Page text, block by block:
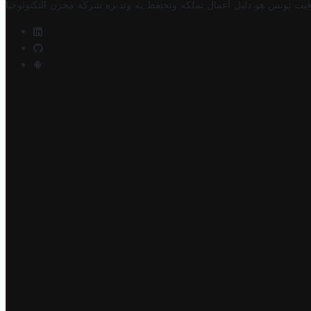
تونس هو دليل أعمال تملكه وتحتفظ به وتديره شركة مخزن التكنولوجيا